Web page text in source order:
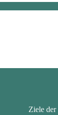
Ziele der